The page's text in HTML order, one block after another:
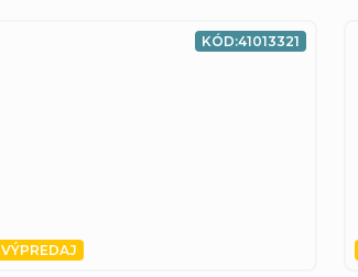
VÝPREDAJ
KÓD:41013321